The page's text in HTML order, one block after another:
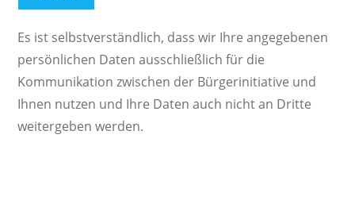
Es ist selbstverständlich, dass wir Ihre angegebenen
persönlichen Daten ausschließlich für die
Kommunikation zwischen der Bürgerinitiative und
Ihnen nutzen und Ihre Daten auch nicht an Dritte
weitergeben werden.